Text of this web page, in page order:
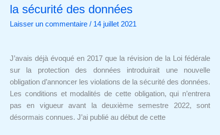
la sécurité des données
Laisser un commentaire / 14 juillet 2021
J’avais déjà évoqué en 2017 que la révision de la Loi fédérale
sur la protection des données introduirait une nouvelle
obligation d’annoncer les violations de la sécurité des données.
Les conditions et modalités de cette obligation, qui n’entrera
pas en vigueur avant la deuxième semestre 2022, sont
désormais connues. J’ai publié au début de cette
annonce
violations
données